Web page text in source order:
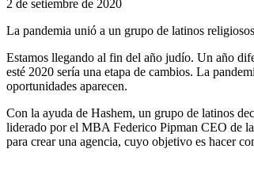
2 de setiembre de 2020
La pandemia unió a un grupo de latinos
Estamos llegando al fin del año judío. Un año
esté 2020 sería una etapa de cambios. La
oportunidades aparecen.
Con la ayuda de Hashem, un grupo de latinos
liderado por el MBA Federico Pipman CEO de
para crear una agencia, cuyo objetivo es hacer